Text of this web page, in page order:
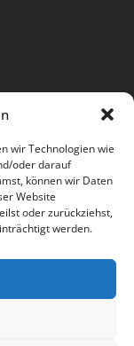
wir Technologien wie
oder darauf
können wir Daten
Website
oder zurückziehst,
werden.